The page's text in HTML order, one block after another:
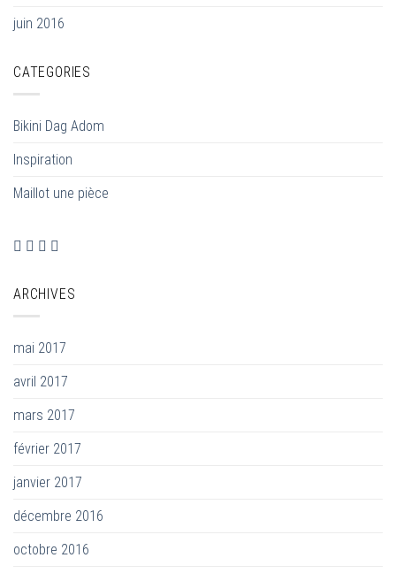
juin 2016
CATEGORIES
Bikini Dag Adom
Inspiration
Maillot une pièce
ARCHIVES
mai 2017
avril 2017
mars 2017
février 2017
janvier 2017
décembre 2016
octobre 2016